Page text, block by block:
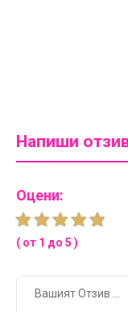
Напиши
Оцени:
( от 1 до 5 )